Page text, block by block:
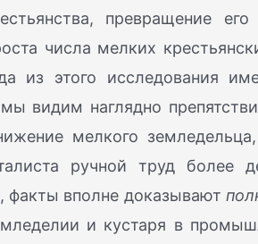
превращение
числа мелких
из этого исследования
видим наглядно
мелкого земледельца,
ручной труд более
факты вполне доказывают
и кустаря в